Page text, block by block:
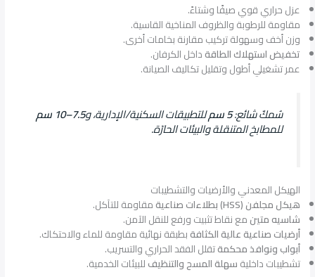
عزل حراري قوي صيفًا وشتاءً.
مقاومة للرطوبة والظروف المناخية القاسية.
وزن أخف وسهولة تركيب مقارنة بخامات أخرى.
تخفيض استهلاك الطاقةداخل الكرفان.
عمر تشغيلي أطول وتقليل تكاليف الصيانة.
سُمكٌ شائع:5 سم للتطبيقات السكنية/الإدارية، و7.5–10 سم
للمطابخ المتنقلة والبيئات الحارّة.
الهيكل المعدني والأرضيات والتشطيبات
هيكل مجلفن (HSS) بطلاءات صناعية
مقاومة للتآكل.
شاسيه متينمع نقاط تثبيت ورفع للنقل الآمن.
أرضيات صناعية عالية الكثافةبطبقة نهائية مقاومة للماء والاحتكاك.
أبواب ونوافذ محكمةتقلل الفقد الحراري والتسريب.
تشطيبات داخليةسهلة المسح والتنظيفللبيئات الخدمية.